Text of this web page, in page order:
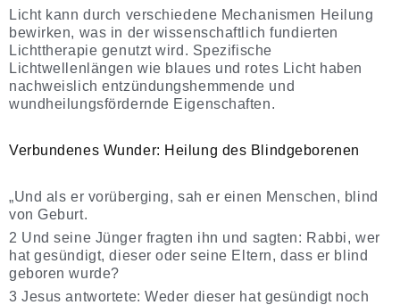
Licht kann durch verschiedene Mechanismen Heilung
bewirken, was in der wissenschaftlich fundierten
Lichttherapie genutzt wird. Spezifische
Lichtwellenlängen wie blaues und rotes Licht haben
nachweislich entzündungshemmende und
wundheilungsfördernde Eigenschaften.
Verbundenes Wunder: Heilung des Blindgeborenen
„Und als er vorüberging, sah er einen Menschen, blind
von Geburt.
2 Und seine Jünger fragten ihn und sagten: Rabbi, wer
hat gesündigt, dieser oder seine Eltern, dass er blind
geboren wurde?
3 Jesus antwortete: Weder dieser hat gesündigt noch